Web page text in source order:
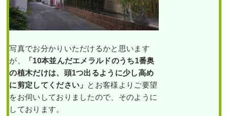
写真でお分かりいただけるかと思います
が、
「10本並んだエメラルドのうち1番奥
の植木だけは、頭1つ出るように少し高め
に剪定してください」 とお客様よりご要望
をお伺いしておりましたので、そのように
しております。